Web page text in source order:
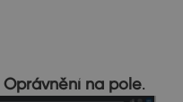
Oprávnění na pole.